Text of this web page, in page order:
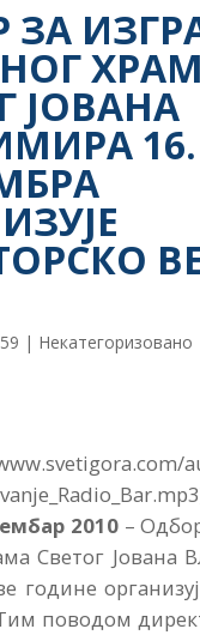
ЗА
ЈОВАНА
16.
| Некатегоризовано
2010–
Светог Јована
године
поводом